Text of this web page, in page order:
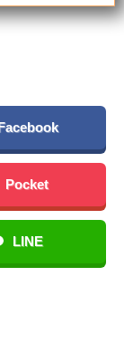
Facebook
Pocket
LINE